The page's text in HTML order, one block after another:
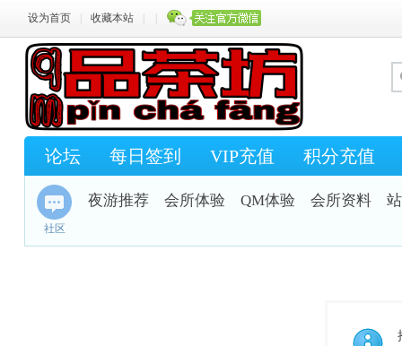
设为首页 收藏本站
论坛 每日签到 VIP充值 积分充值
社区
夜游推荐 会所体验 QM体验 会所资料